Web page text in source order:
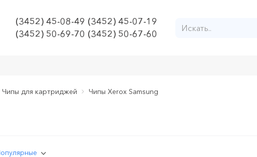
(3452) 45-08-49 (3452) 45-07-19
(3452) 50-69-70 (3452) 50-67-60
Чипы для картриджей Чипы Xerox Samsung